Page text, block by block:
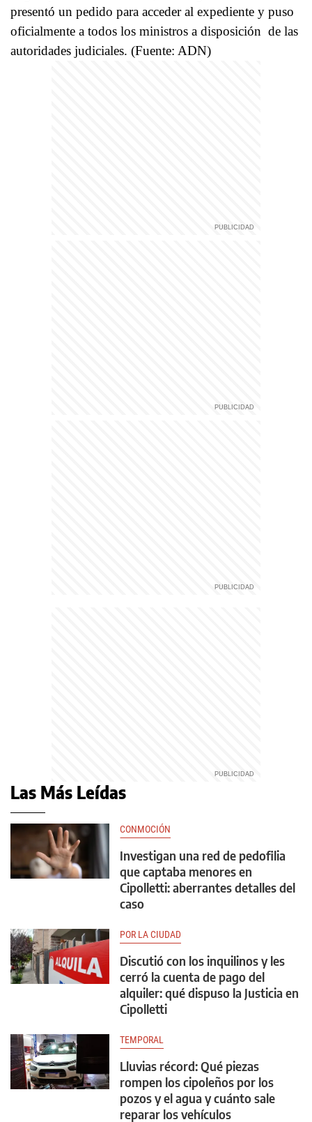
presentó un pedido para acceder al expediente y puso
oficialmente a todos los ministros a disposición de las
autoridades judiciales. (Fuente: ADN)
Las Más Leídas
CONMOCIÓN
Investigan una red de pedofilia
que captaba menores en
Cipolletti: aberrantes detalles del
caso
POR LA CIUDAD
Discutió con los inquilinos y les
cerró la cuenta de pago del
alquiler: qué dispuso la Justicia en
Cipolletti
TEMPORAL
Lluvias récord: Qué piezas
rompen los cipoleños por los
pozos y el agua y cuánto sale
reparar los vehículos